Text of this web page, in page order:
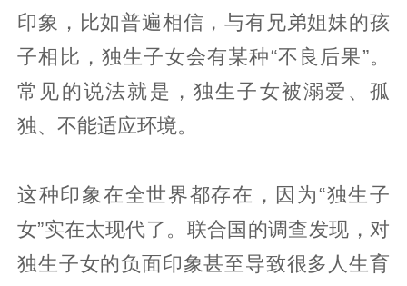
印象，比如普遍相信，与有兄弟姐妹的孩
子相比，独生子女会有某种“不良后果”。
常见的说法就是，独生子女被溺爱、孤
独、不能适应环境。
这种印象在全世界都存在，因为“独生子
女”实在太现代了。联合国的调查发现，对
独生子女的负面印象甚至导致很多人生育